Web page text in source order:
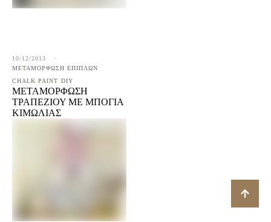
10/12/2013
·
ΜΕΤΑΜΟΡΦΩΣΗ ΕΠΙΠΛΩΝ
CHALK PAINT DIY
ΜΕΤΑΜΌΡΦΩΣΗ
ΤΡΑΠΕΖΙΟΎ ΜΕ ΜΠΟΓΙΆ
ΚΙΜΩΛΊΑΣ